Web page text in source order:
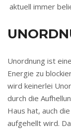
aktuell immer
Unordnung ist
Energie zu
wird keinerlei
durch die
Haus hat, auch
aufgehellt wird.